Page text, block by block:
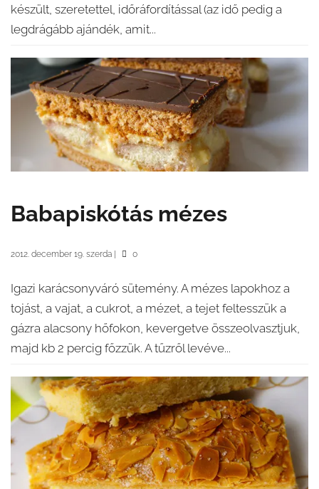
készült, szeretettel, időráfordítással (az idő pedig a
legdrágább ajándék, amit...
Babapiskótás mézes
2012. december 19. szerda 0
Igazi karácsonyváró sütemény. A mézes lapokhoz a
tojást, a vajat, a cukrot, a mézet, a tejet feltesszük a
gázra alacsony hőfokon, kevergetve összeolvasztjuk,
majd kb 2 percig főzzük. A tűzről levéve...